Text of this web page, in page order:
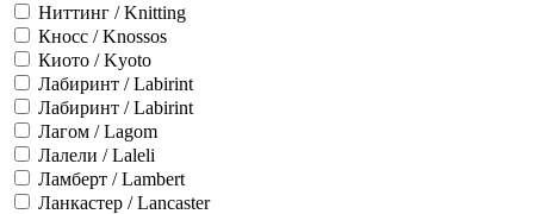
Ниттинг / Knitting
Кносс / Knossos
Киото / Kyoto
Лабиринт / Labirint
Лабиринт / Labirint
Лагом / Lagom
Лалели / Laleli
Ламберт / Lambert
Ланкастер / Lancaster